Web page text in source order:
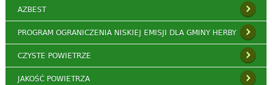
AZBEST
PROGRAM OGRANICZENIA NISKIEJ EMISJI DLA GMINY HERBY
CZYSTE POWIETRZE
JAKOŚĆ POWIETRZA